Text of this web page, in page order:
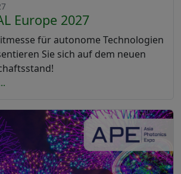
Europe 2027
für autonome Technologien
Sie sich auf dem neuen